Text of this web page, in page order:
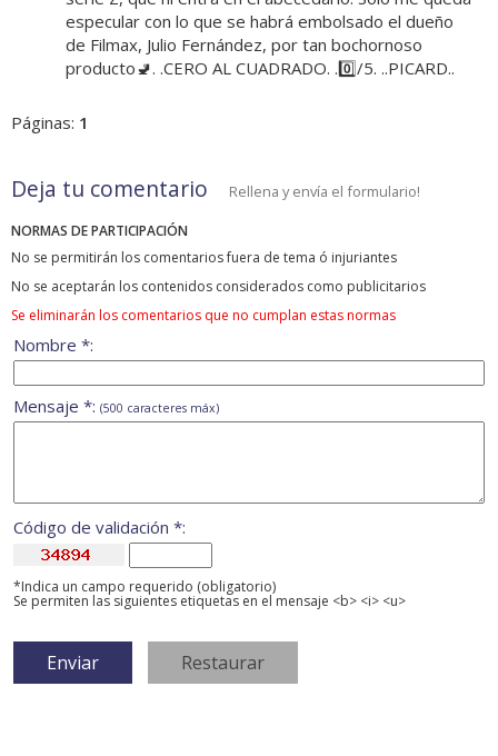
especular con lo que se habrá embolsado el dueño
de Filmax, Julio Fernández, por tan bochornoso
producto🚽. .CERO AL CUADRADO. .0️⃣/5. ..PICARD..
Páginas: 1
Deja tu comentario Rellena y envía el formulario!
NORMAS DE PARTICIPACIÓN
No se permitirán los comentarios fuera de tema ó injuriantes
No se aceptarán los contenidos considerados como publicitarios
Se eliminarán los comentarios que no cumplan estas normas
Nombre *:
Mensaje *: (500 caracteres máx)
Código de validación *:
*Indica un campo requerido (obligatorio)
Se permiten las siguientes etiquetas en el mensaje <b> <i> <u>